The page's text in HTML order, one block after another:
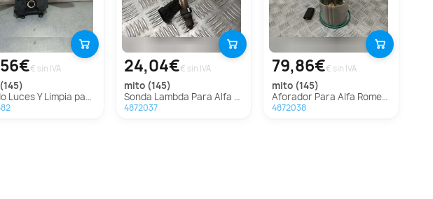
€ sin IVA
Y Limpia para Alfa Romeo Mito (145)
24,04€€ sin IVA
mito (145)
Sonda Lambda Para Alfa Romeo Mito
4872037
79,86€€ sin IVA
mito (145)
Aforador Para Alfa Romeo Mito
4872038